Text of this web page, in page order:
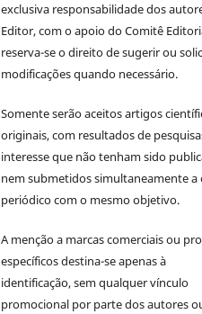
exclusiva responsabilidade dos
Editor, com o apoio do Comitê
reserva-se o direito de sugerir ou
modificações quando necessário.
Somente serão aceitos artigos
originais, com resultados de
interesse que não tenham sido
nem submetidos simultaneamente
periódico com o mesmo objetivo.
A menção a marcas comerciais ou
específicos destina-se apenas à
identificação, sem qualquer vínculo
promocional por parte dos autores